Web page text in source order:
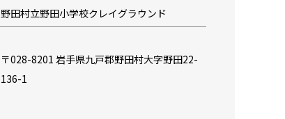
野田村立野田小学校クレイグラウンド
〒028-8201 岩手県九戸郡野田村大字野田22-
136-1